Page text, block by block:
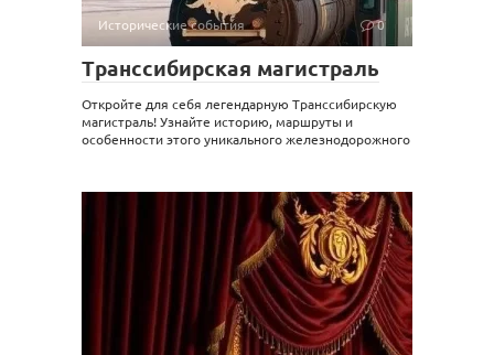
Исторические события 0
Транссибирская магистраль
Откройте для себя легендарную Транссибирскую
магистраль! Узнайте историю, маршруты и
особенности этого уникального железнодорожного